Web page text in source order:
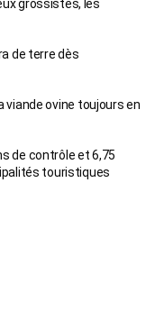
grossistes, les
de terre dès
viande ovine toujours en
de contrôle et 6,75
touristiques